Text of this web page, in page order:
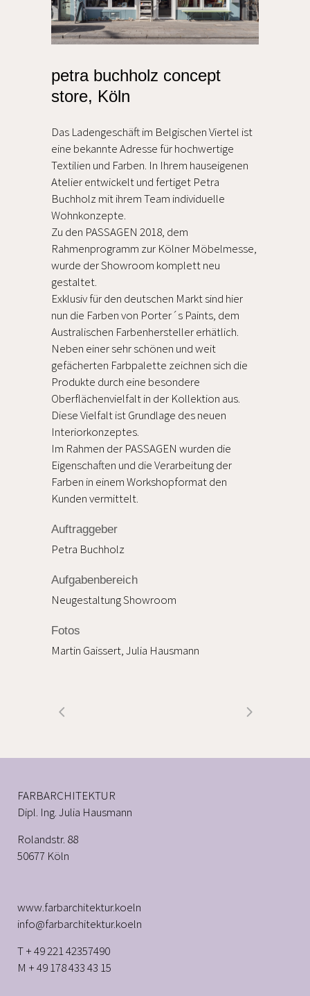
petra buchholz concept
store, Köln
Das Ladengeschäft im Belgischen Viertel ist
eine bekannte Adresse für hochwertige
Textilien und Farben. In Ihrem hauseigenen
Atelier entwickelt und fertiget Petra
Buchholz mit ihrem Team individuelle
Wohnkonzepte.
Zu den PASSAGEN 2018, dem
Rahmenprogramm zur Kölner Möbelmesse,
wurde der Showroom komplett neu
gestaltet.
Exklusiv für den deutschen Markt sind hier
nun die Farben von Porter´s Paints, dem
Australischen Farbenhersteller erhätlich.
Neben einer sehr schönen und weit
gefächerten Farbpalette zeichnen sich die
Produkte durch eine besondere
Oberflächenvielfalt in der Kollektion aus.
Diese Vielfalt ist Grundlage des neuen
Interiorkonzeptes.
Im Rahmen der PASSAGEN wurden die
Eigenschaften und die Verarbeitung der
Farben in einem Workshopformat den
Kunden vermittelt.
Auftraggeber
Petra Buchholz
Aufgabenbereich
Neugestaltung Showroom
Fotos
Martin Gaissert, Julia Hausmann
FARBARCHITEKTUR
Dipl. Ing. Julia Hausmann
Rolandstr. 88
50677 Köln
www.farbarchitektur.koeln
info@farbarchitektur.koeln
T + 49 221 42357490
M + 49 178 433 43 15